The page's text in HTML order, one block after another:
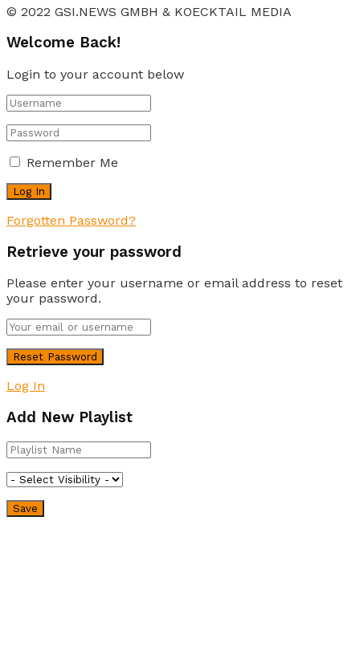
© 2022 GSI.NEWS GMBH & KOECKTAIL MEDIA
Welcome Back!
Login to your account below
Remember Me
Forgotten Password?
Retrieve your password
Please enter your username or email address to reset
your password.
Log In
Add New Playlist